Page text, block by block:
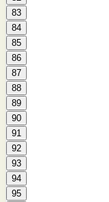
83
84
85
86
87
88
89
90
91
92
93
94
95